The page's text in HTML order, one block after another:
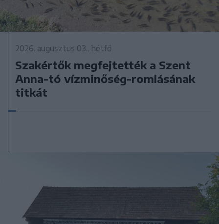
2026. augusztus 03., hétfő
Szakértők megfejtették a Szent
Anna-tó vízminőség-romlásának
titkát